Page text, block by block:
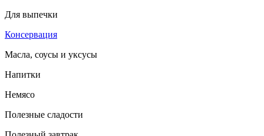
Для выпечки
Консервация
Масла, соусы и уксусы
Напитки
Немясо
Полезные сладости